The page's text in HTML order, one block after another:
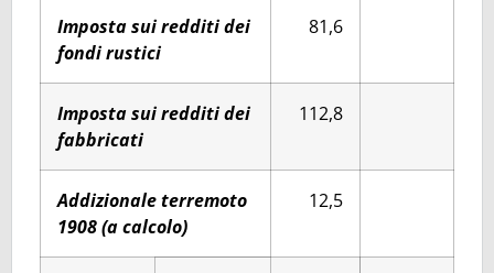
Imposta sui redditi dei
fondi rustici
81,6
Imposta sui redditi dei
fabbricati
112,8
Addizionale terremoto
1908 (a calcolo)
12,5